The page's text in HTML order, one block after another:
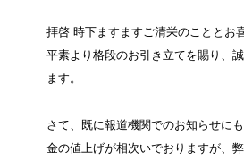
拝啓 時下ますますご清栄のこととお
平素より格段のお引き立てを賜り、
ます。
さて、既に報道機関でのお知らせに
金の値上げが相次いでおりますが、